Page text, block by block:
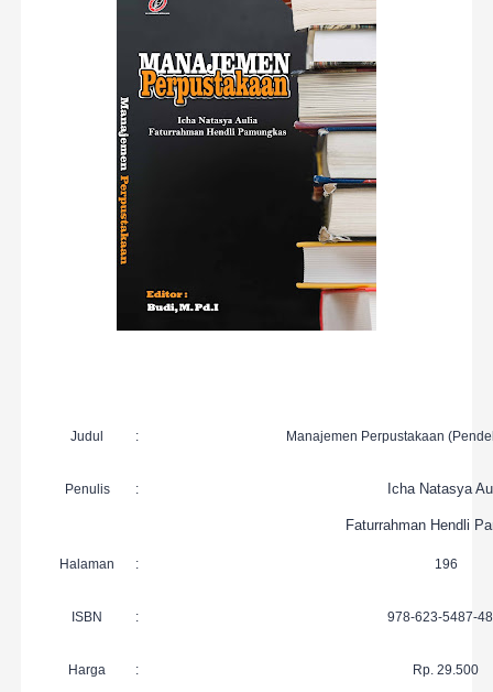
Judul : Manajemen Perpustakaan
Penulis : Icha Natasya
Faturrahman Hendli
Halaman : 196
ISBN : 978-623-5487-
Harga : Rp. 29.500